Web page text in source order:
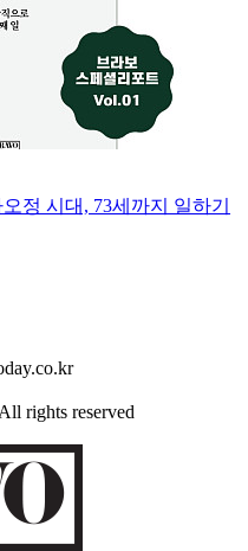
정 시대, 73세까지 일하기
rights reserved